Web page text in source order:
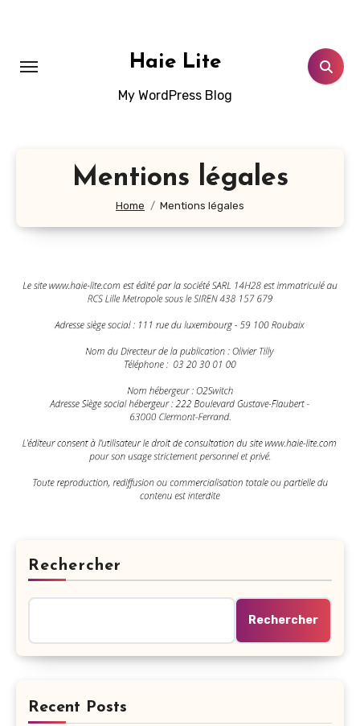
principal
Haie Lite
My WordPress Blog
Mentions légales
Home Mentions légales
Rechercher
Rechercher
Recent Posts